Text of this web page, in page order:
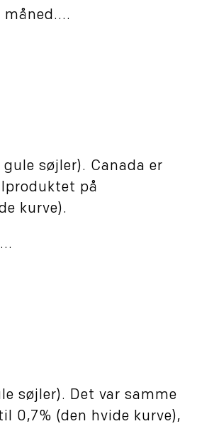
søjler). Canada er
på
kurve).
søjler). Det var samme
0,7% (den hvide kurve),